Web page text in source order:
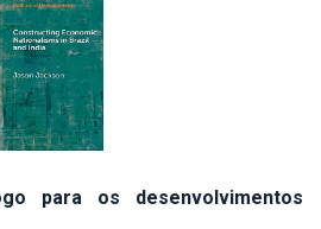
para os desenvolvimentos